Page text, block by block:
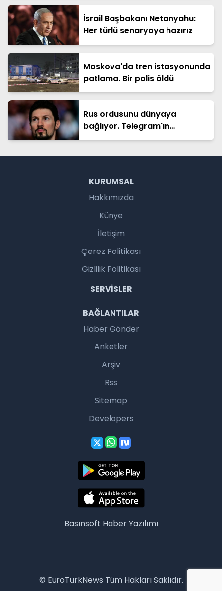
İsrail Başbakanı Netanyahu:
Her türlü senaryoya hazırız
Moskova'da tren istasyonunda
patlama. Bir polis öldü
Rus ordusunu dünyaya
bağlıyor. Telegram'ın
kurucusuna ceza soruşturması
KURUMSAL
Hakkımızda
Künye
İletişim
Çerez Politikası
Gizlilik Politikası
SERVISLER
BAĞLANTILAR
Haber Gönder
Anketler
Arşiv
Rss
Sitemap
Developers
Basınsoft Haber Yazılımı
© EuroTurkNews Tüm Hakları Saklıdır.